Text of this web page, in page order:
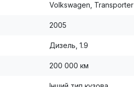
Volkswagen, Transporter
2005
Дизель, 1.9
200 000 км